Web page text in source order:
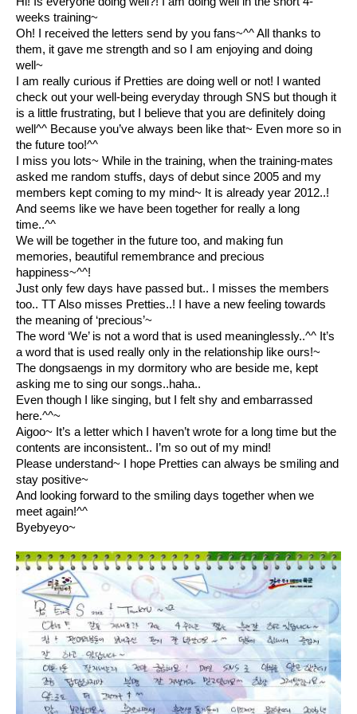
weeks training~
Oh! I received the letters send by you fans~^^ All thanks to
them, it gave me strength and so I am enjoying and doing
well~
I am really curious if Pretties are doing well or not! I wanted
check out your well-being everyday through SNS but though it
is a little frustrating, but I believe that you are definitely doing
well^^ Because you’ve always been like that~ Even more so in
the future too!^^
I miss you lots~ While in the training, when the training-mates
asked me random stuffs, days of debut since 2005 and my
members kept coming to my mind~ It is already year 2012..!
And seems like we have been together for really a long
time..^^
We will be together in the future too, and making fun
memories, beautiful remembrance and precious
happiness~^^!
Just only few days have passed but.. I misses the members
too.. TT Also misses Pretties..! I have a new feeling towards
the meaning of ‘precious’~
The word ‘We’ is not a word that is used meaninglessly..^^ It’s
a word that is used really only in the relationship like ours!~
The dongsaengs in my dormitory who are beside me, kept
asking me to sing our songs..haha..
Even though I like singing, but I felt shy and embarrassed
here.^^~
Aigoo~ It’s a letter which I haven’t wrote for a long time but the
contents are inconsistent.. I’m so out of my mind!
Please understand~ I hope Pretties can always be smiling and
stay positive~
And looking forward to the smiling days together when we
meet again!^^
Byebyeyo~